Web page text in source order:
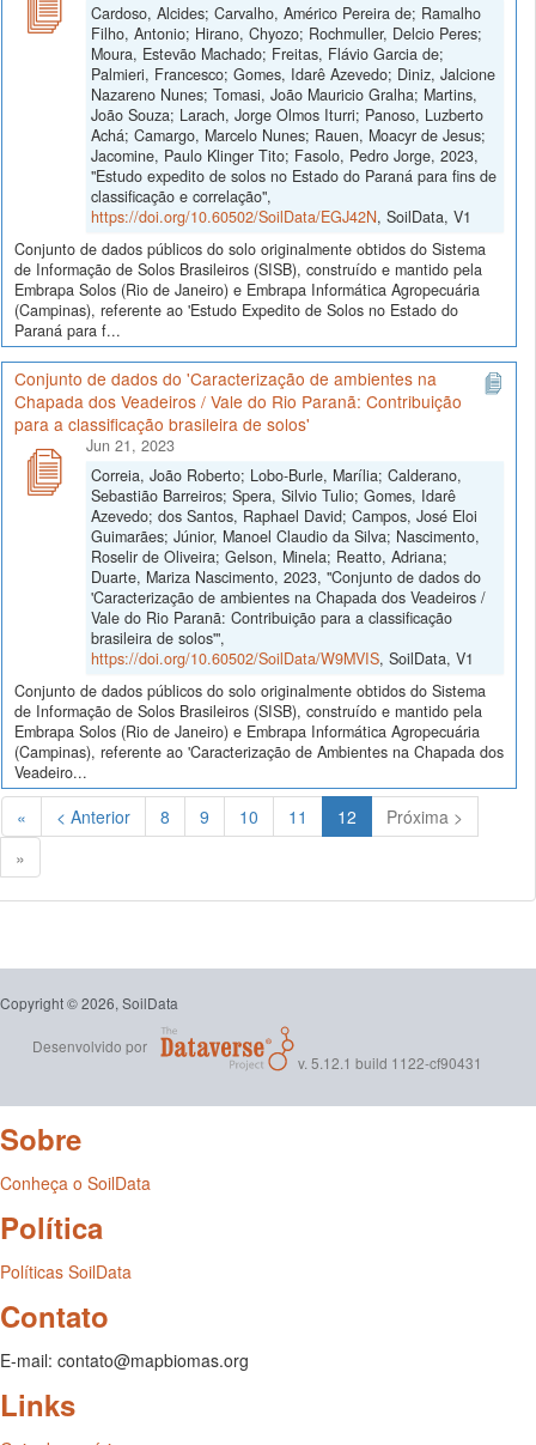
Cardoso, Alcides; Carvalho, Américo Pereira de; Ramalho
Filho, Antonio; Hirano, Chyozo; Rochmuller, Delcio Peres;
Moura, Estevão Machado; Freitas, Flávio Garcia de;
Palmieri, Francesco; Gomes, Idarê Azevedo; Diniz, Jalcione
Nazareno Nunes; Tomasi, João Mauricio Gralha; Martins,
João Souza; Larach, Jorge Olmos Iturri; Panoso, Luzberto
Achá; Camargo, Marcelo Nunes; Rauen, Moacyr de Jesus;
Jacomine, Paulo Klinger Tito; Fasolo, Pedro Jorge, 2023,
"Estudo expedito de solos no Estado do Paraná para fins de
classificação e correlação",
https://doi.org/10.60502/SoilData/EGJ42N, SoilData, V1
Conjunto de dados públicos do solo originalmente obtidos do Sistema
de Informação de Solos Brasileiros (SISB), construído e mantido pela
Embrapa Solos (Rio de Janeiro) e Embrapa Informática Agropecuária
(Campinas), referente ao 'Estudo Expedito de Solos no Estado do
Paraná para f...
Conjunto de dados do 'Caracterização de ambientes na
Chapada dos Veadeiros / Vale do Rio Paranã: Contribuição
para a classificação brasileira de solos'
Jun 21, 2023
Correia, João Roberto; Lobo-Burle, Marília; Calderano,
Sebastião Barreiros; Spera, Silvio Tulio; Gomes, Idarê
Azevedo; dos Santos, Raphael David; Campos, José Eloi
Guimarães; Júnior, Manoel Claudio da Silva; Nascimento,
Roselir de Oliveira; Gelson, Minela; Reatto, Adriana;
Duarte, Mariza Nascimento, 2023, "Conjunto de dados do
'Caracterização de ambientes na Chapada dos Veadeiros /
Vale do Rio Paranã: Contribuição para a classificação
brasileira de solos'",
https://doi.org/10.60502/SoilData/W9MVIS, SoilData, V1
Conjunto de dados públicos do solo originalmente obtidos do Sistema
de Informação de Solos Brasileiros (SISB), construído e mantido pela
Embrapa Solos (Rio de Janeiro) e Embrapa Informática Agropecuária
(Campinas), referente ao 'Caracterização de Ambientes na Chapada dos
Veadeiro...
« < Anterior 8 9 10 11 12 (Atual)Próxima >
»
Copyright © 2026, SoilData
Desenvolvido por
v. 5.12.1 build 1122-cf90431
Sobre
Conheça o SoilData
Política
Políticas SoilData
Contato
E-mail: contato@mapbiomas.org
Links